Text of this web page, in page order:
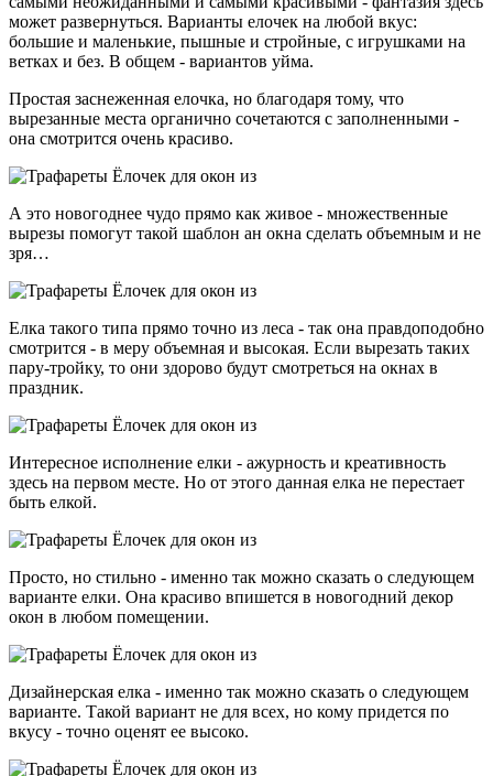
может развернуться. Варианты елочек на любой вкус:
большие и маленькие, пышные и стройные, с игрушками на
ветках и без. В общем - вариантов уйма.
Простая заснеженная елочка, но благодаря тому, что
вырезанные места органично сочетаются с заполненными -
она смотрится очень красиво.
А это новогоднее чудо прямо как живое - множественные
вырезы помогут такой шаблон ан окна сделать объемным и не
зря…
Елка такого типа прямо точно из леса - так она правдоподобно
смотрится - в меру объемная и высокая. Если вырезать таких
пару-тройку, то они здорово будут смотреться на окнах в
праздник.
Интересное исполнение елки - ажурность и креативность
здесь на первом месте. Но от этого данная елка не перестает
быть елкой.
Просто, но стильно - именно так можно сказать о следующем
варианте елки. Она красиво впишется в новогодний декор
окон в любом помещении.
Дизайнерская елка - именно так можно сказать о следующем
варианте. Такой вариант не для всех, но кому придется по
вкусу - точно оценят ее высоко.